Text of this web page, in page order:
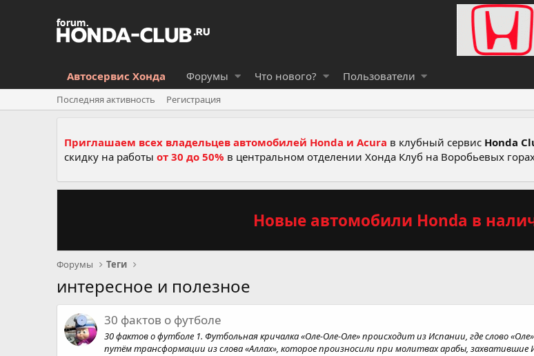
Автосервис Хонда Форумы Что нового? Пользователи
Последняя активность Регистрация
Приглашаем всех владельцев автомобилей Honda и Acura в клубный сервис Honda
скидку на работы от 30 до 50% в центральном отделении Хонда Клуб на Воробьевых
Новые автомобили Honda в
Форумы Теги
интересное и полезное
30 фактов о футболе
30 фактов о футболе 1. Футбольная кричалка «Оле-Оле-Оле» происходит из Испании, где слово
путём трансформации из слова «Аллах», которое произносили при молитвах арабы, захватившие